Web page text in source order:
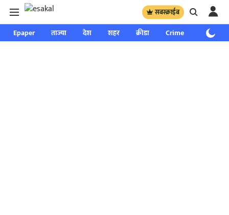
सबस्क्राईब
Epaper ताज्या देश शहर क्रीडा Crime साप्ताहिक